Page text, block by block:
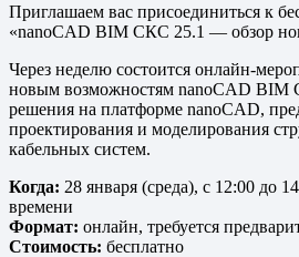
Приглашаем вас присоединиться к
«nanoCAD BIM СКС 25.1 — обзор
Через неделю состоится онлайн-
новым возможностям nanoCAD
решения на платформе nanoCAD,
проектирования и моделирования
кабельных систем.
Когда: 28 января (среда), с 12:00 до
времени
Формат: онлайн, требуется
Стоимость: бесплатно